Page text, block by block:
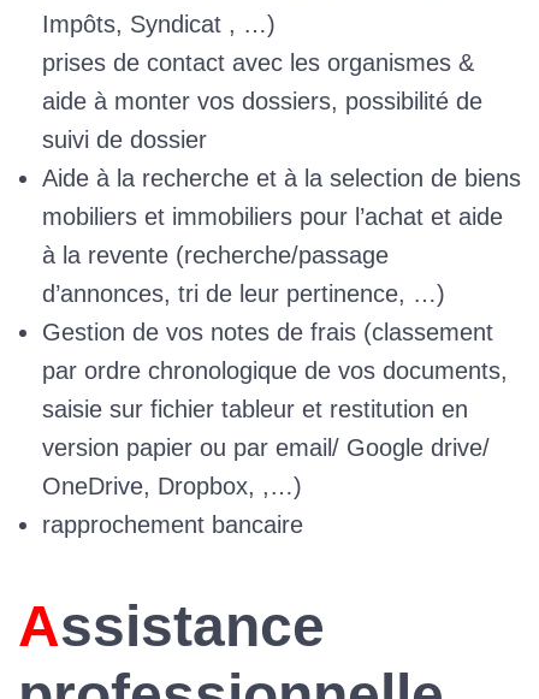
Impôts, Syndicat , …)
prises de contact avec les organismes &
aide à monter vos dossiers, possibilité de
suivi de dossier
Aide à la recherche et à la selection de biens
mobiliers et immobiliers pour l’achat et aide
à la revente (recherche/passage
d’annonces, tri de leur pertinence, …)
Gestion de vos notes de frais (classement
par ordre chronologique de vos documents,
saisie sur fichier tableur et restitution en
version papier ou par email/ Google drive/
OneDrive, Dropbox, ,…)
rapprochement bancaire
Assistance